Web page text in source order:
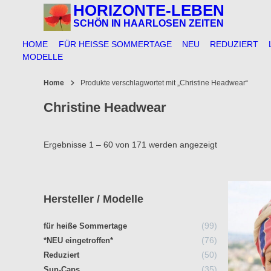
HORIZONTE-LEBEN
SCHÖN IN HAARLOSEN ZEITEN
HOME FÜR HEISSE SOMMERTAGE NEU REDUZIERT
MODELLE
Home Produkte verschlagwortet mit „Christine Headwear“
Christine Headwear
Ergebnisse 1 – 60 von 171 werden angezeigt
Hersteller / Modelle
für heiße Sommertage 9999
Produkte
*NEU eingetroffen* 7676
Produkte
Reduziert 5050
Produkte
35